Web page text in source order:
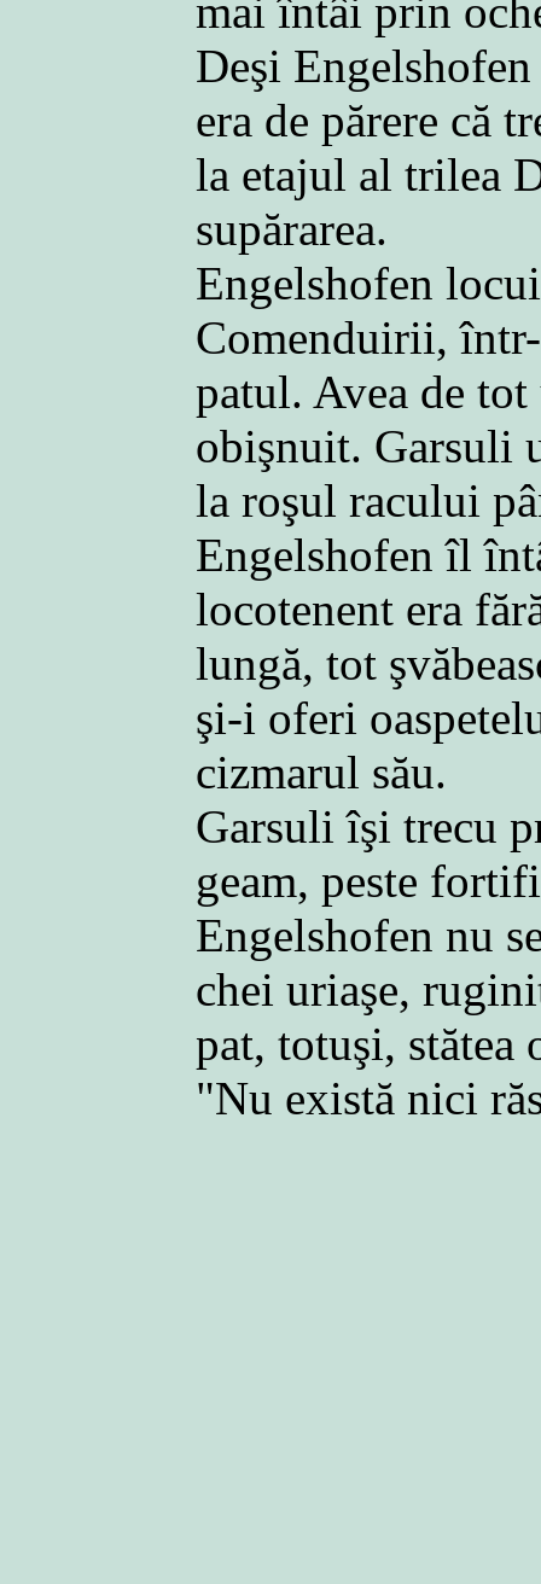
mai întâi prin
Deşi
era de părere că
la etajul al trilea
supărarea.
Engelshofen
Comenduirii,
patul. Avea de
obişnuit. Garsuli
la roşul racului
Engelshofen îl
locotenent era
lungă, tot
şi-i oferi
cizmarul său.
Garsuli îşi trecu
geam, peste
Engelshofen nu
chei uriaşe,
pat, totuşi, stătea
"Nu există nici